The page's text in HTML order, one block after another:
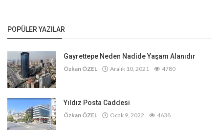
POPÜLER YAZILAR
Gayrettepe Neden Nadide Yaşam Alanıdır
Özkan ÖZEL Aralık 10, 2021 4780
Yıldız Posta Caddesi
Özkan ÖZEL Ocak 9, 2022 4638